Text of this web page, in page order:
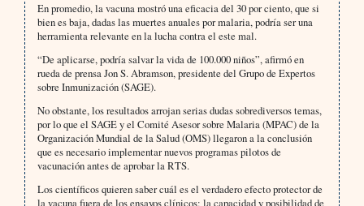
En promedio, la vacuna mostró una eficacia del 30 por ciento, que si
bien es baja, dadas las muertes anuales por malaria, podría ser una
herramienta relevante en la lucha contra el este mal.
“De aplicarse, podría salvar la vida de 100.000 niños”, afirmó en
rueda de prensa Jon S. Abramson, presidente del Grupo de Expertos
sobre Inmunización (SAGE).
No obstante, los resultados arrojan serias dudas sobrediversos temas,
por lo que el SAGE y el Comité Asesor sobre Malaria (MPAC) de la
Organización Mundial de la Salud (OMS) llegaron a la conclusión
que es necesario implementar nuevos programas pilotos de
vacunación antes de aprobar la RTS.
Los científicos quieren saber cuál es el verdadero efecto protector de
la vacuna fuera de los ensayos clínicos; la capacidad y posibilidad de